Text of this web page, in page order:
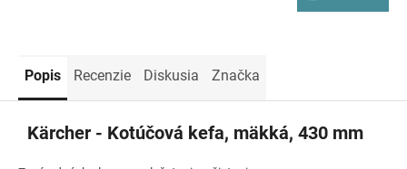
Popis Recenzie Diskusia Značka
Kärcher - Kotúčová kefa, mäkká, 430 mm